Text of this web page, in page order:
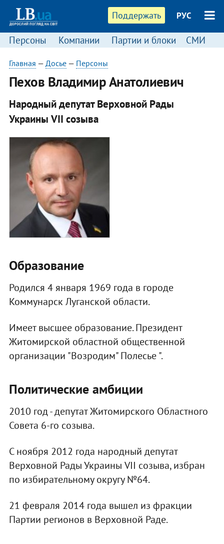
Поддержать РУС
Персоны Компании Партии и блоки СМИ
Главная — Досье— Персоны
Пехов Владимир Анатолиевич
Народный депутат Верховной Рады
Украины VII созыва
​Образование
Родился 4 января 1969 года в городе
Коммунарск Луганской области.
Имеет высшее образование. Президент
Житомирской областной общественной
организации "Возродим" Полесье ".
Политические амбиции
2010 год - депутат Житомирского Областного
Совета 6-го созыва.
С ноября 2012 года народный депутат
Верховной Рады Украины VII созыва, избран
по избирательному округу №64.
21 февраля 2014 года вышел из фракции
Партии регионов в Верховной Раде.